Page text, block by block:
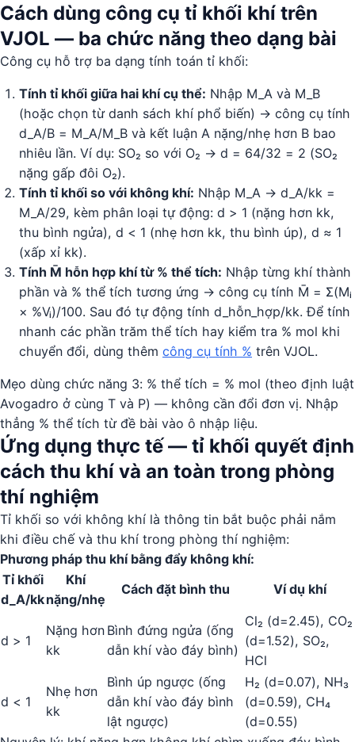
Cách dùng công cụ tỉ khối khí trên
VJOL — ba chức năng theo dạng bài
Công cụ hỗ trợ ba dạng tính toán tỉ khối:
Tính tỉ khối giữa hai khí cụ thể: Nhập M_A và M_B
(hoặc chọn từ danh sách khí phổ biến) → công cụ tính
d_A/B = M_A/M_B và kết luận A nặng/nhẹ hơn B bao
nhiêu lần. Ví dụ: SO₂ so với O₂ → d = 64/32 = 2 (SO₂
nặng gấp đôi O₂).
Tính tỉ khối so với không khí: Nhập M_A → d_A/kk =
M_A/29, kèm phân loại tự động: d > 1 (nặng hơn kk,
thu bình ngửa), d < 1 (nhẹ hơn kk, thu bình úp), d ≈ 1
(xấp xỉ kk).
Tính M̄ hỗn hợp khí từ % thể tích: Nhập từng khí thành
phần và % thể tích tương ứng → công cụ tính M̄ = Σ(Mᵢ
× %Vᵢ)/100. Sau đó tự động tính d_hỗn_hợp/kk. Để tính
nhanh các phần trăm thể tích hay kiểm tra % mol khi
chuyển đổi, dùng thêm công cụ tính % trên VJOL.
Mẹo dùng chức năng 3: % thể tích = % mol (theo định luật
Avogadro ở cùng T và P) — không cần đổi đơn vị. Nhập
thẳng % thể tích từ đề bài vào ô nhập liệu.
Ứng dụng thực tế — tỉ khối quyết định
cách thu khí và an toàn trong phòng
thí nghiệm
Tỉ khối so với không khí là thông tin bắt buộc phải nắm
khi điều chế và thu khí trong phòng thí nghiệm:
Phương pháp thu khí bằng đẩy không khí:
Tỉ khối
d_A/kk
Khí
nặng/nhẹ
Cách đặt bình thu Ví dụ khí
d > 1
Nặng hơn
kk
Bình đứng ngửa (ống
dẫn khí vào đáy bình)
Cl₂ (d=2.45), CO₂
(d=1.52), SO₂,
HCl
d < 1
Nhẹ hơn
kk
Bình úp ngược (ống
dẫn khí vào đáy bình
lật ngược)
H₂ (d=0.07), NH₃
(d=0.59), CH₄
(d=0.55)